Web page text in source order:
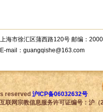
上海市徐汇区蒲西路120号 邮编：
E-mail：guangqishe@163.com
沪ICP备06032632号
宗教信息服务许可证编号：沪（